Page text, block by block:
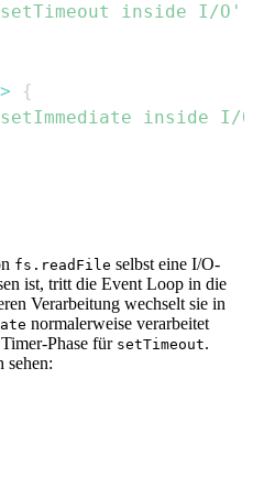
inside I/O'
{
inside I/
fs.readFile selbst eine I/O-
ist, tritt die Event Loop in die
Verarbeitung wechselt sie in
normalerweise verarbeitet
Phase für setTimeout.
sehen: